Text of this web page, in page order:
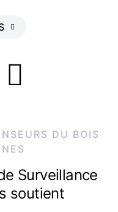
DU BOIS
Surveillance
soutient